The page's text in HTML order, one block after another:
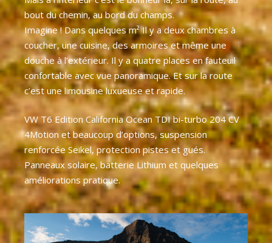
bout du chemin, au bord du champs.
Imagine ! Dans quelques m² Il y a deux chambres à
coucher, une cuisine, des armoires et même une
douche à l’extérieur. Il y a quatre places en fauteuil
confortable avec vue panoramique. Et sur la route
c’est une limousine luxueuse et rapide.
VW T6 Edition California Ocean TDI bi-turbo 204 CV
4Motion et beaucoup d’options, suspension
renforcée Seikel, protection pistes et gués.
Panneaux solaire, batterie Lithium et quelques
améliorations pratique.